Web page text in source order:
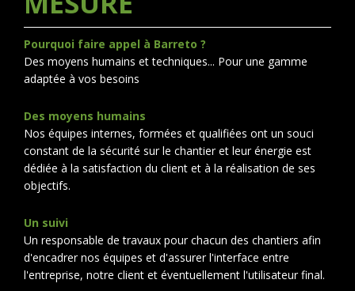
Pourquoi faire appel à Barreto ?
Des moyens humains et techniques... Pour une gamme
adaptée à vos besoins
Des moyens humains
Nos équipes internes, formées et qualifiées ont un souci
constant de la sécurité sur le chantier et leur énergie est
dédiée à la satisfaction du client et à la réalisation de ses
objectifs.
Un suivi
Un responsable de travaux pour chacun des chantiers afin
d'encadrer nos équipes et d'assurer l'interface entre
l'entreprise, notre client et éventuellement l'utilisateur final.